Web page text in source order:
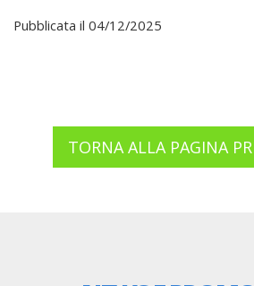
Pubblicata il 04/12/2025
TORNA ALLA PAGINA